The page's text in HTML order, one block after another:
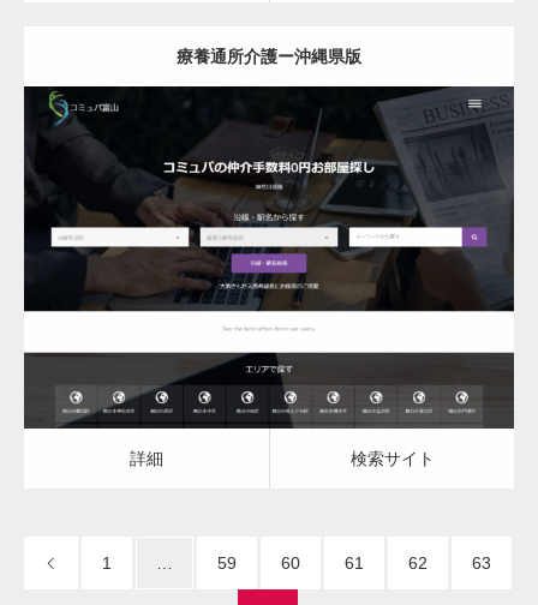
療養通所介護ー沖縄県版
更新日：2023.03.09
検索サイト
詳細 検索サイト
1 59 60 61 62 63
ズーム・スライド・フェードの3種類から選
択可能な洗練されたホ…
変幻自在、あらゆる業種に対応可能な新しい
カスタム投稿タイプ実…
一般社団法人高齢者支援協会がコミュパ.com
のホームページを…